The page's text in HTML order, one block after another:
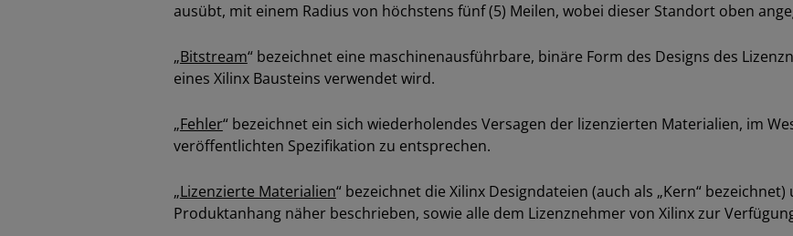
ausübt, mit einem Radius von höchstens fünf (5) Meilen, wobei dieser Standort oben
„Bitstream“ bezeichnet eine maschinenausführbare, binäre Form des Designs des
eines Xilinx Bausteins verwendet wird.
„Fehler“ bezeichnet ein sich wiederholendes Versagen der lizenzierten Materialien, im
veröffentlichten Spezifikation zu entsprechen.
„Lizenzierte Materialien“ bezeichnet die Xilinx Designdateien (auch als „Kern“
Produktanhang näher beschrieben, sowie alle dem Lizenznehmer von Xilinx zur